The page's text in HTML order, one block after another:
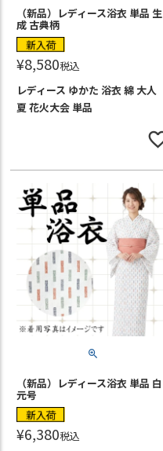
（新品）レディース浴衣 単品 生
成 古典柄
新入荷
¥8,580税込
レディース ゆかた 浴衣 綿 大人
夏 花火大会 単品
（新品）レディース浴衣 単品 白
元号
新入荷
¥6,380税込